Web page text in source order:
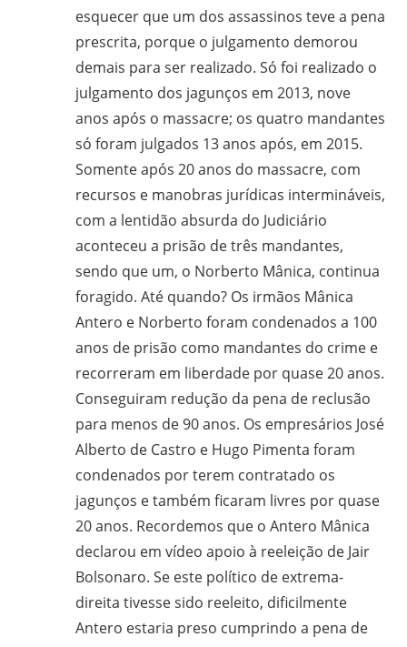
esquecer que um dos assassinos teve a pena
prescrita, porque o julgamento demorou
demais para ser realizado. Só foi realizado o
julgamento dos jagunços em 2013, nove
anos após o massacre; os quatro mandantes
só foram julgados 13 anos após, em 2015.
Somente após 20 anos do massacre, com
recursos e manobras jurídicas intermináveis,
com a lentidão absurda do Judiciário
aconteceu a prisão de três mandantes,
sendo que um, o Norberto Mânica, continua
foragido. Até quando? Os irmãos Mânica
Antero e Norberto foram condenados a 100
anos de prisão como mandantes do crime e
recorreram em liberdade por quase 20 anos.
Conseguiram redução da pena de reclusão
para menos de 90 anos. Os empresários José
Alberto de Castro e Hugo Pimenta foram
condenados por terem contratado os
jagunços e também ficaram livres por quase
20 anos. Recordemos que o Antero Mânica
declarou em vídeo apoio à reeleição de Jair
Bolsonaro. Se este político de extrema-
direita tivesse sido reeleito, dificilmente
Antero estaria preso cumprindo a pena de